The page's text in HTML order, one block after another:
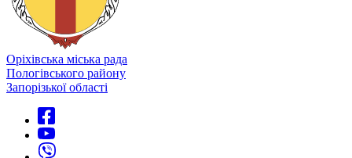
Оріхівська міська рада
Пологівського району
Запорізької області